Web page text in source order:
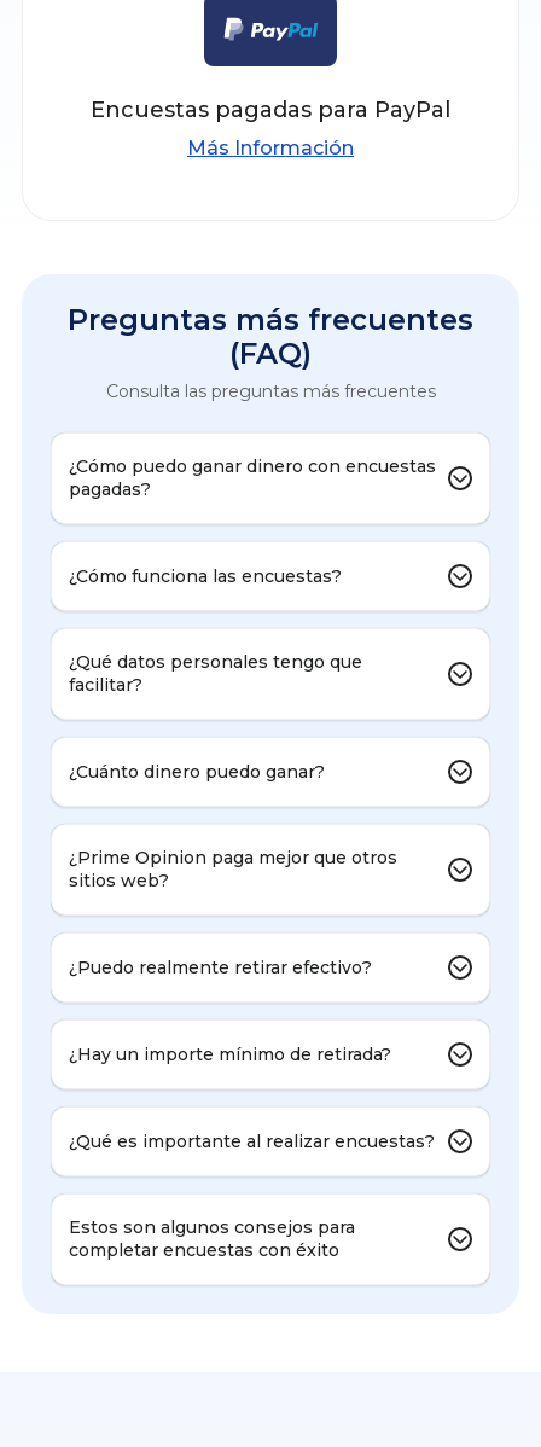
Encuestas pagadas para PayPal
Más Información
Preguntas más frecuentes
(FAQ)
Consulta las preguntas más frecuentes
¿Cómo puedo ganar dinero con encuestas
pagadas?
¿Cómo funciona las encuestas?
¿Qué datos personales tengo que
facilitar?
¿Cuánto dinero puedo ganar?
¿Prime Opinion paga mejor que otros
sitios web?
¿Puedo realmente retirar efectivo?
¿Hay un importe mínimo de retirada?
¿Qué es importante al realizar encuestas?
Estos son algunos consejos para
completar encuestas con éxito